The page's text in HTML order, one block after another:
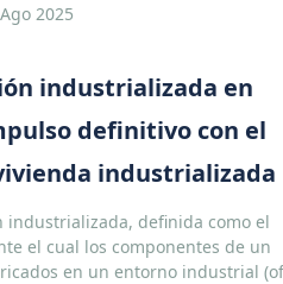
2025
industrializada en
definitivo con el
vivienda industrializada
industrializada, definida como el
el cual los componentes de un
en un entorno industrial